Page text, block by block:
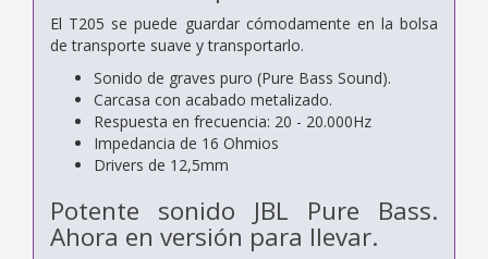
El T205 se puede guardar cómodamente en la bolsa
de transporte suave y transportarlo.
Sonido de graves puro (Pure Bass Sound).
Carcasa con acabado metalizado.
Respuesta en frecuencia: 20 - 20.000Hz
Impedancia de 16 Ohmios
Drivers de 12,5mm
Potente sonido JBL Pure Bass.
Ahora en versión para llevar.